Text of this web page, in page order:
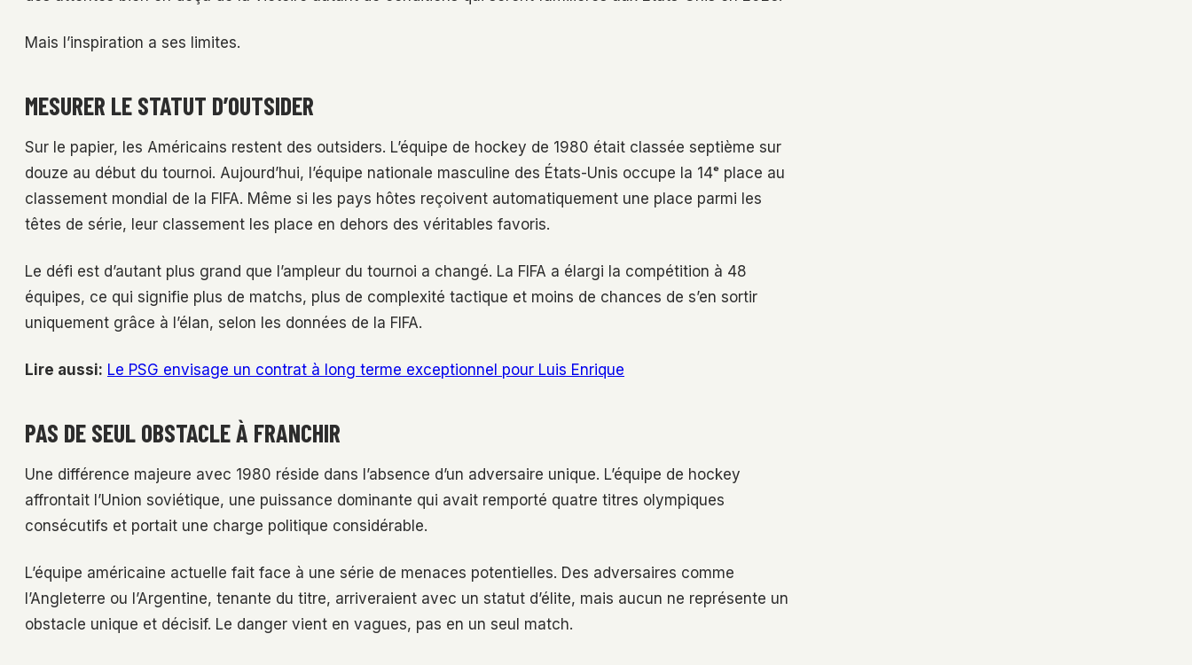
Mais l’inspiration a ses limites.
MESURER LE STATUT D’OUTSIDER
Sur le papier, les Américains restent des outsiders. L’équipe de hockey de 1980 était classée septième sur
douze au début du tournoi. Aujourd’hui, l’équipe nationale masculine des États-Unis occupe la 14ᵉ place au
classement mondial de la FIFA. Même si les pays hôtes reçoivent automatiquement une place parmi les
têtes de série, leur classement les place en dehors des véritables favoris.
Le défi est d’autant plus grand que l’ampleur du tournoi a changé. La FIFA a élargi la compétition à 48
équipes, ce qui signifie plus de matchs, plus de complexité tactique et moins de chances de s’en sortir
uniquement grâce à l’élan, selon les données de la FIFA.
Lire aussi: Le PSG envisage un contrat à long terme exceptionnel pour Luis Enrique
PAS DE SEUL OBSTACLE À FRANCHIR
Une différence majeure avec 1980 réside dans l’absence d’un adversaire unique. L’équipe de hockey
affrontait l’Union soviétique, une puissance dominante qui avait remporté quatre titres olympiques
consécutifs et portait une charge politique considérable.
L’équipe américaine actuelle fait face à une série de menaces potentielles. Des adversaires comme
l’Angleterre ou l’Argentine, tenante du titre, arriveraient avec un statut d’élite, mais aucun ne représente un
obstacle unique et décisif. Le danger vient en vagues, pas en un seul match.